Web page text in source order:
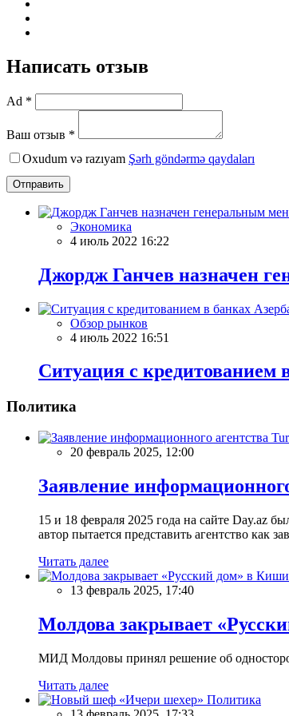
Написать отзыв
Ad *
Ваш отзыв *
Oxudum və razıyam Şərh göndərmə qaydaları
Отправить
Экономика
4 июль 2022 16:22
Джордж Ганчев назначен
Обзор рынков
4 июль 2022 16:51
Ситуация с кредитованием
Политика
20 февраль 2025, 12:00
Заявление
15 и 18 февраля 2025 года на сайте Day.az
автор пытается представить агентство как
Читать далее
13 февраль 2025, 17:40
Молдова закрывает
МИД Молдовы принял решение об
Читать далее
Политика